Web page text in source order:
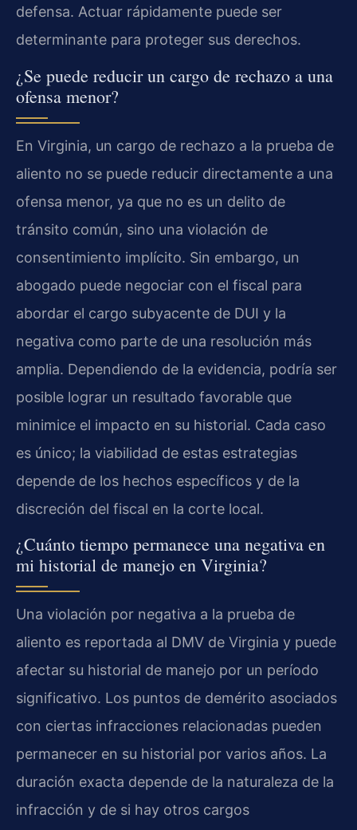
defensa. Actuar rápidamente puede ser
determinante para proteger sus derechos.
¿Se puede reducir un cargo de rechazo a una
ofensa menor?
En Virginia, un cargo de rechazo a la prueba de
aliento no se puede reducir directamente a una
ofensa menor, ya que no es un delito de
tránsito común, sino una violación de
consentimiento implícito. Sin embargo, un
abogado puede negociar con el fiscal para
abordar el cargo subyacente de DUI y la
negativa como parte de una resolución más
amplia. Dependiendo de la evidencia, podría ser
posible lograr un resultado favorable que
minimice el impacto en su historial. Cada caso
es único; la viabilidad de estas estrategias
depende de los hechos específicos y de la
discreción del fiscal en la corte local.
¿Cuánto tiempo permanece una negativa en
mi historial de manejo en Virginia?
Una violación por negativa a la prueba de
aliento es reportada al DMV de Virginia y puede
afectar su historial de manejo por un período
significativo. Los puntos de demérito asociados
con ciertas infracciones relacionadas pueden
permanecer en su historial por varios años. La
duración exacta depende de la naturaleza de la
infracción y de si hay otros cargos